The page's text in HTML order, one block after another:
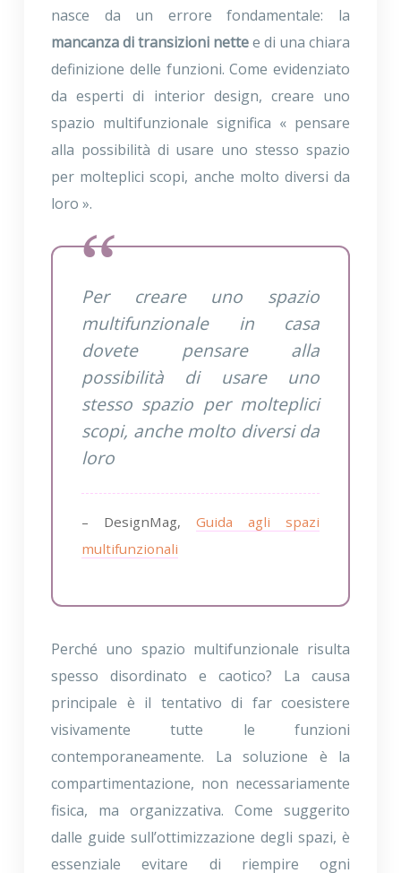
nasce da un errore fondamentale: la
mancanza di transizioni nettee di una chiara
definizione delle funzioni. Come evidenziato
da esperti di interior design, creare uno
spazio multifunzionale significa « pensare
alla possibilità di usare uno stesso spazio
per molteplici scopi, anche molto diversi da
loro ».
Per creare uno spazio
multifunzionale in casa
dovete pensare alla
possibilità di usare uno
stesso spazio per molteplici
scopi, anche molto diversi da
loro
– DesignMag, Guida agli spazi
multifunzionali
Perché uno spazio multifunzionale risulta
spesso disordinato e caotico? La causa
principale è il tentativo di far coesistere
visivamente tutte le funzioni
contemporaneamente. La soluzione è la
compartimentazione, non necessariamente
fisica, ma organizzativa. Come suggerito
dalle guide sull’ottimizzazione degli spazi, è
essenziale evitare di riempire ogni